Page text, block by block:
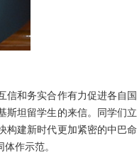
信和务实合作有力促进各自国
斯坦留学生的来信。同学们立
构建新时代更加紧密的中巴命
作示范。